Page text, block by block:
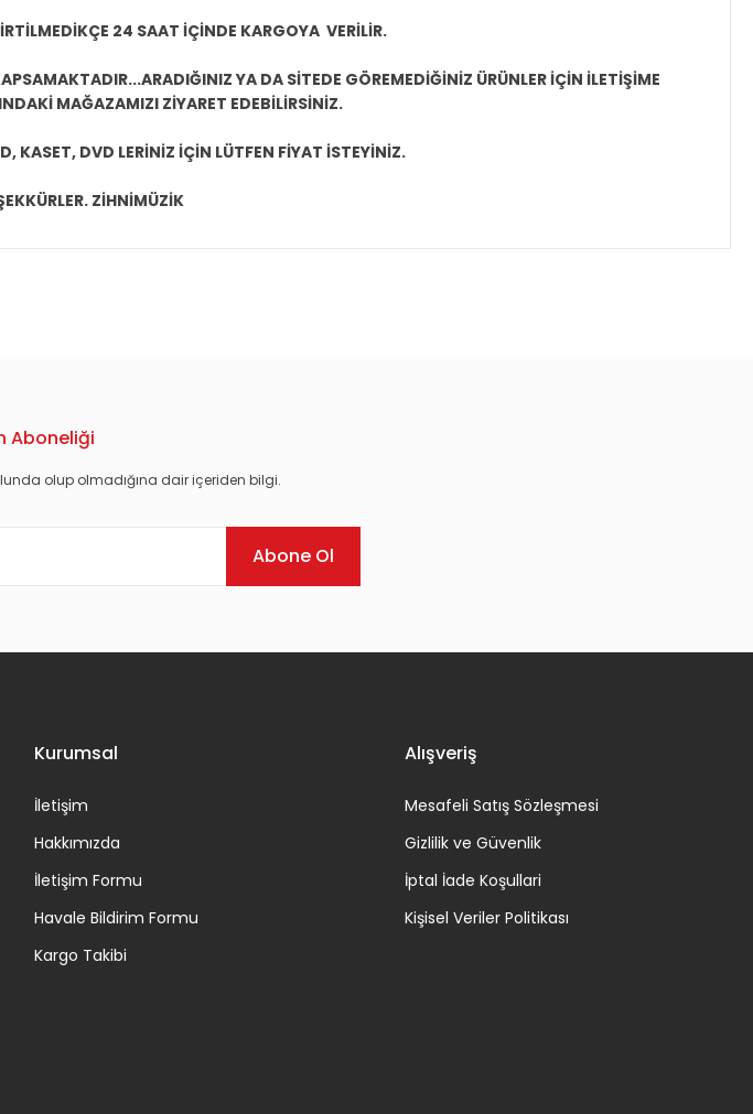
24 SAAT İÇİNDE KARGOYA VERİLİR.
YA DA SİTEDE GÖREMEDİĞİNİZ ÜRÜNLER İÇİN İLETİŞİME
MAĞAZAMIZI ZİYARET EDEBİLİRSİNİZ.
KASET, DVD LERİNİZ İÇİN LÜTFEN FİYAT İSTEYİNİZ.
ZİHNİMÜZİK
Aboneliği
olup olmadığına dair içeriden bilgi.
Abone Ol
Kurumsal
İletişim
Hakkımızda
İletişim Formu
Havale Bildirim Formu
Kargo Takibi
Alışveriş
Mesafeli Satış Sözleşmesi
Gizlilik ve Güvenlik
İptal İade Koşullari
Kişisel Veriler Politikası